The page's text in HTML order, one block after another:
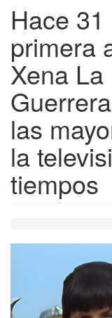
Hace
primera
Xena
las
la
tiempos